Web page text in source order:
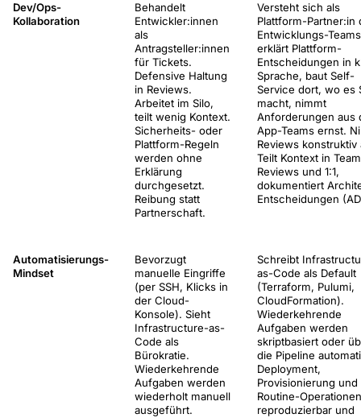
Dev/Ops-
Kollaboration
Behandelt
Entwickler:innen
als
Antragsteller:innen
für Tickets.
Defensive Haltung
in Reviews.
Arbeitet im Silo,
teilt wenig Kontext.
Sicherheits- oder
Plattform-Regeln
werden ohne
Erklärung
durchgesetzt.
Reibung statt
Partnerschaft.
Versteht sich als
Plattform-Partner:in
Entwicklungs-
erklärt Plattform-
Entscheidungen in
Sprache, baut Self-
Service dort, wo es
macht, nimmt
Anforderungen aus
App-Teams ernst.
Reviews konstruktiv
Teilt Kontext in
Reviews und 1:1,
dokumentiert
Entscheidungen
Automatisierungs-
Mindset
Bevorzugt
manuelle Eingriffe
(per SSH, Klicks in
der Cloud-
Konsole). Sieht
Infrastructure-as-
Code als
Bürokratie.
Wiederkehrende
Aufgaben werden
wiederholt manuell
ausgeführt.
Schreibt
as-Code als Default
(Terraform, Pulumi,
CloudFormation).
Wiederkehrende
Aufgaben werden
skriptbasiert oder
die Pipeline
Deployment,
Provisionierung und
Routine-
reproduzierbar und